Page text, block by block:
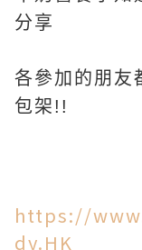
分享
各參加的朋友
包架!!
https://
dy.HK